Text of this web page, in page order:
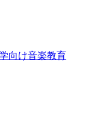
向け音楽教育